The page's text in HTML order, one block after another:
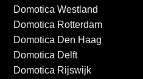
Domotica Westland
Domotica Rotterdam
Domotica Den Haag
Domotica Delft
Domotica Rijswijk